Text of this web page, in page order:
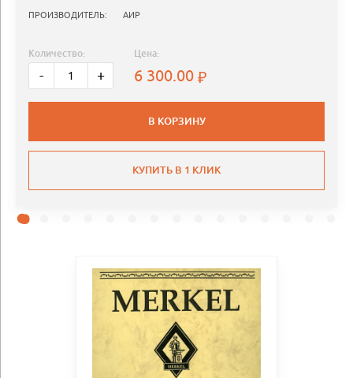
ПРОИЗВОДИТЕЛЬ: АИР
Количество:
- +
Цена:
6 300.00
В КОРЗИНУ
КУПИТЬ В 1 КЛИК